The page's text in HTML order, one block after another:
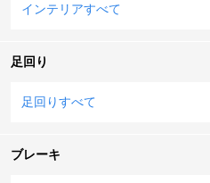
インテリアすべて
足回り
足回りすべて
ブレーキ